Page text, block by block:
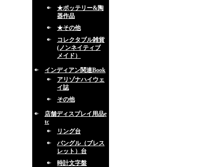
★ポッテリー&陶
器作品
★その他
コレクタブル雑貨
(ノンネイティブ
メイド）
インディアン関連Book
アリゾナハイウェ
イ誌
その他
店舗ディスプレイ用品e
tc
リング台
バングル（ブレス
レット）台
時計文字盤